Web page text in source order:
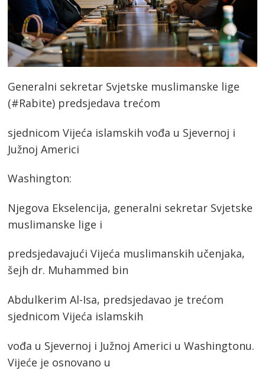
Generalni sekretar Svjetske muslimanske lige
(#Rabite) predsjedava trećom
sjednicom Vijeća islamskih vođa u Sjevernoj i
Južnoj Americi
Washington:
Njegova Ekselencija, generalni sekretar Svjetske
muslimanske lige i
predsjedavajući Vijeća muslimanskih učenjaka,
šejh dr. Muhammed bin
Abdulkerim Al-Isa, predsjedavao je trećom
sjednicom Vijeća islamskih
vođa u Sjevernoj i Južnoj Americi u Washingtonu.
Vijeće je osnovano u